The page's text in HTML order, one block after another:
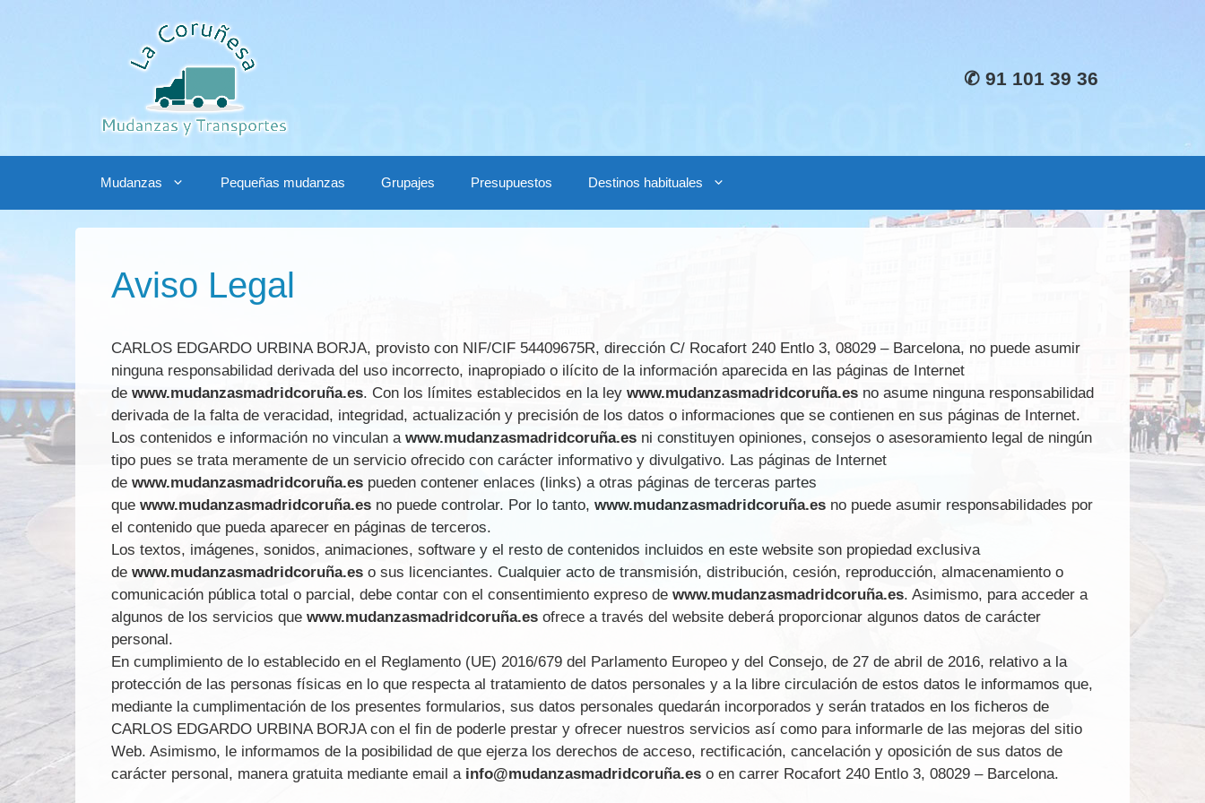
✆ 91 101 39 36
Mudanzas Pequeñas mudanzas Grupajes Presupuestos Destinos habituales
Aviso Legal
CARLOS EDGARDO URBINA BORJA, provisto con NIF/CIF 54409675R, dirección C/ Rocafort 240 Entlo 3, 08029 – Barcelona, no puede asumir
ninguna responsabilidad derivada del uso incorrecto, inapropiado o ilícito de la información aparecida en las páginas de Internet
de www.mudanzasmadridcoruña.es. Con los límites establecidos en la ley www.mudanzasmadridcoruña.es no asume ninguna responsabilidad
derivada de la falta de veracidad, integridad, actualización y precisión de los datos o informaciones que se contienen en sus páginas de Internet.
Los contenidos e información no vinculan a www.mudanzasmadridcoruña.es ni constituyen opiniones, consejos o asesoramiento legal de ningún
tipo pues se trata meramente de un servicio ofrecido con carácter informativo y divulgativo. Las páginas de Internet
de www.mudanzasmadridcoruña.es pueden contener enlaces (links) a otras páginas de terceras partes
que www.mudanzasmadridcoruña.es no puede controlar. Por lo tanto, www.mudanzasmadridcoruña.es no puede asumir responsabilidades por
el contenido que pueda aparecer en páginas de terceros.
Los textos, imágenes, sonidos, animaciones, software y el resto de contenidos incluidos en este website son propiedad exclusiva
de www.mudanzasmadridcoruña.es o sus licenciantes. Cualquier acto de transmisión, distribución, cesión, reproducción, almacenamiento o
comunicación pública total o parcial, debe contar con el consentimiento expreso de www.mudanzasmadridcoruña.es. Asimismo, para acceder a
algunos de los servicios que www.mudanzasmadridcoruña.es ofrece a través del website deberá proporcionar algunos datos de carácter
personal.
En cumplimiento de lo establecido en el Reglamento (UE) 2016/679 del Parlamento Europeo y del Consejo, de 27 de abril de 2016, relativo a la
protección de las personas físicas en lo que respecta al tratamiento de datos personales y a la libre circulación de estos datos le informamos que,
mediante la cumplimentación de los presentes formularios, sus datos personales quedarán incorporados y serán tratados en los ficheros de
CARLOS EDGARDO URBINA BORJA con el fin de poderle prestar y ofrecer nuestros servicios así como para informarle de las mejoras del sitio
Web. Asimismo, le informamos de la posibilidad de que ejerza los derechos de acceso, rectificación, cancelación y oposición de sus datos de
carácter personal, manera gratuita mediante email a info@mudanzasmadridcoruña.es o en carrer Rocafort 240 Entlo 3, 08029 – Barcelona.